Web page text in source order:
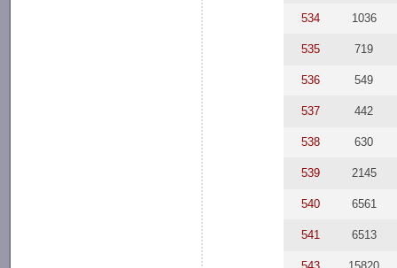
534 1036
535 719
536 549
537 442
538 630
539 2145
540 6561
541 6513